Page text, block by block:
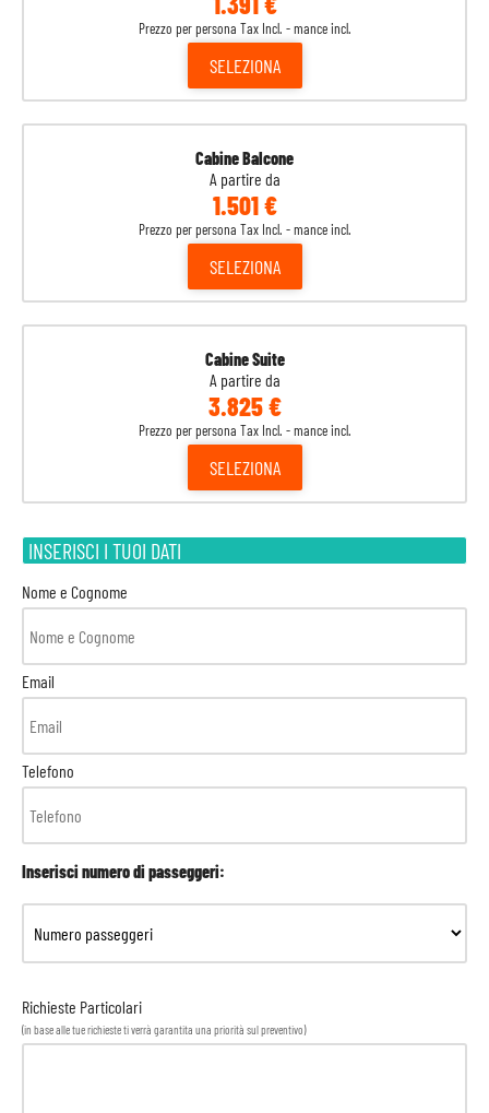
Prezzo per persona Tax Incl. - mance incl.
SELEZIONA
Cabine Balcone
A partire da
1.501 €
Prezzo per persona Tax Incl. - mance incl.
SELEZIONA
Cabine Suite
A partire da
3.825 €
Prezzo per persona Tax Incl. - mance incl.
SELEZIONA
INSERISCI I TUOI DATI
Nome e Cognome
Email
Telefono
Inserisci numero di passeggeri:
Richieste Particolari
(in base alle tue richieste ti verrà garantita una priorità sul preventivo)
Alicante
11 Barcellona 08:00 18:00
Marsiglia